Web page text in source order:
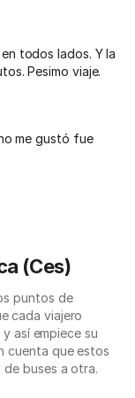
todos lados. Y la
Pesimo viaje.
me gustó fue
(Ces)
puntos de
cada viajero
así empiece su
cuenta que estos
buses a otra.